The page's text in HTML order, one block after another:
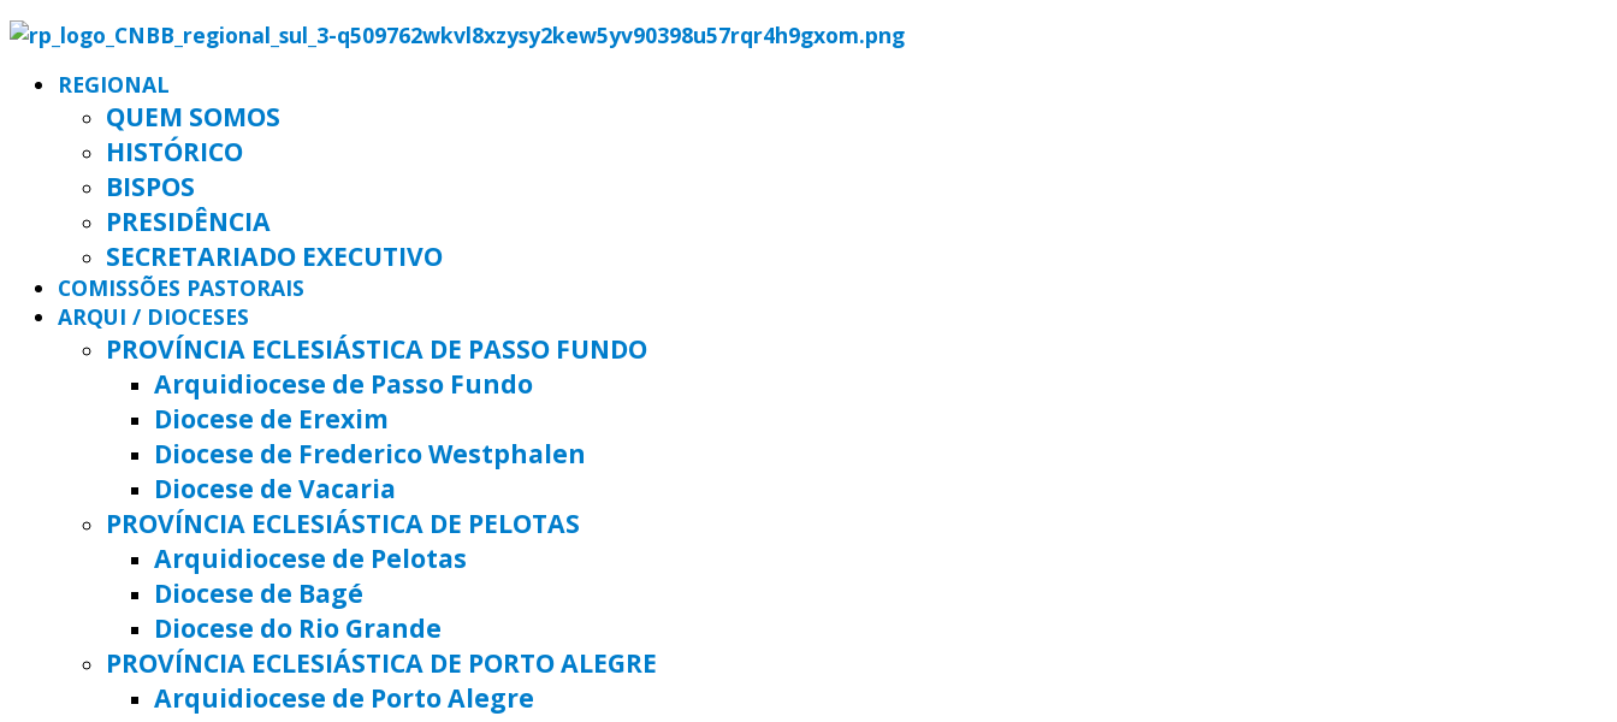
REGIONAL
QUEM SOMOS
HISTÓRICO
BISPOS
PRESIDÊNCIA
SECRETARIADO EXECUTIVO
COMISSÕES PASTORAIS
ARQUI / DIOCESES
PROVÍNCIA ECLESIÁSTICA DE PASSO FUNDO
Arquidiocese de Passo Fundo
Diocese de Erexim
Diocese de Frederico Westphalen
Diocese de Vacaria
PROVÍNCIA ECLESIÁSTICA DE PELOTAS
Arquidiocese de Pelotas
Diocese de Bagé
Diocese do Rio Grande
PROVÍNCIA ECLESIÁSTICA DE PORTO ALEGRE
Arquidiocese de Porto Alegre